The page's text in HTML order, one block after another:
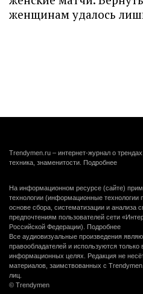
женщинам удалось
Trendymen.ru – интернет-журнал о
техника, знаменитости. Подробнее
На информационном ресурсе (сайте)
технологии (информационные
основе сбора, систематизации и анализа
предпочтениям пользователей сети
Российской Федерации). Подробнее
Все аудиовизуальные произведения
правообладателей и используются только
информационных целях. Редакция не
материалов, заимствованных с
лиц.
© Trendymen